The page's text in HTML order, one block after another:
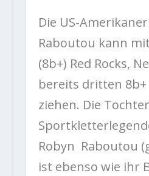
Die US-
Raboutou kann
(8b+) Red Rocks,
bereits dritten
ziehen. Die
Robyn Raboutou
ist ebenso wie ihr